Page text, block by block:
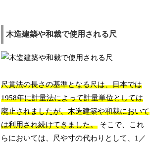
木造建築や和裁で使用される尺
尺貫法の長さの基準となる尺は、日本では
1958年に計量法によって計量単位としては
廃止されましたが、木造建築や和裁において
は利用され続けてきました。 そこで、これ
らにおいては、尺や寸の代わりとして、1／